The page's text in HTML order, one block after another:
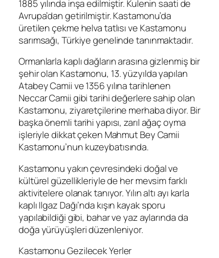
1885 yılında inşa edilmiştir. Kulenin saati de
Avrupa’dan getirilmiştir. Kastamonu’da
üretilen çekme helva tatlısı ve Kastamonu
sarımsağı, Türkiye genelinde tanınmaktadır.
Ormanlarla kaplı dağların arasına gizlenmiş bir
şehir olan Kastamonu, 13. yüzyılda yapılan
Atabey Camii ve 1356 yılına tarihlenen
Neccar Camii gibi tarihi değerlere sahip olan
Kastamonu, ziyaretçilerine merhaba diyor. Bir
başka önemli tarihi yapısı, zarıl ağaç oyma
işleriyle dikkat çeken Mahmut Bey Camii
Kastamonu’nun kuzeybatısında.
Kastamonu yakın çevresindeki doğal ve
kültürel güzellikleriyle de her mevsim farklı
aktivitelere olanak tanıyor. Yılın altı ayı karla
kaplı Ilgaz Dağı’nda kışın kayak sporu
yapılabildiği gibi, bahar ve yaz aylarında da
doğa yürüyüşleri düzenleniyor.
Kastamonu Gezilecek Yerler